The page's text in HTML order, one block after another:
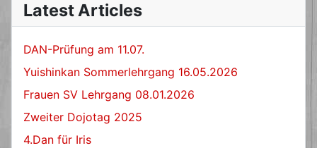
Latest Articles
DAN-Prüfung am 11.07.
Yuishinkan Sommerlehrgang 16.05.2026
Frauen SV Lehrgang 08.01.2026
Zweiter Dojotag 2025
4.Dan für Iris